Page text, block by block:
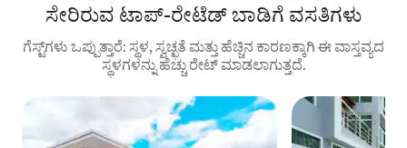
ಸೇರಿರುವ ಟಾಪ್-ರೇಟೆಡ್ ಬಾಡಿಗೆ ವಸತಿಗಳು
ಗೆಸ್ಟ್‌ಗಳು ಒಪ್ಪುತ್ತಾರೆ: ಸ್ಥಳ, ಸ್ವಚ್ಛತೆ ಮತ್ತು ಹೆಚ್ಚಿನ ಕಾರಣಕ್ಕಾಗಿ ಈ ವಾಸ್ತವ್ಯದ
ಸ್ಥಳಗಳನ್ನು ಹೆಚ್ಚು ರೇಟ್ ಮಾಡಲಾಗುತ್ತದೆ.